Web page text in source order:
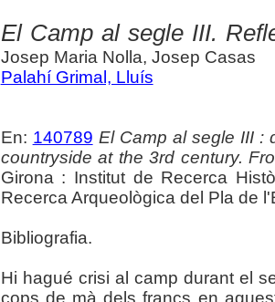
El Camp al segle III.
Josep Maria Nolla, Josep Casas
Palahí Grimal, Lluís
En: 140789 El Camp al segle III :
countryside at the 3rd century.
Girona : Institut de Recerca
Recerca Arqueològica del Pla de
Bibliografia.
Hi hagué crisi al camp durant el
cops de mà dels francs en